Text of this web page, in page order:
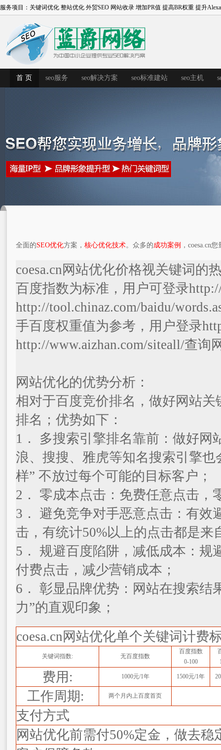
服务项目： 关键词优化 整站优化 外贸SEO 网站收录 增加PR值 提高BR权重 提升
首 页 seo服务 seo解决方案 seo标准建站 seo主机
全面的SEO优化方案， 核心优化技术。众多的成功案例 ，coesa.cn
coesa.cn网站优化价格视关键词的
百度指数为标准，用户可登录
http://tool.chinaz.com/baidu/
手百度权重值为参考，用户登录
http://www.aizhan.com/siteall/查询
网站优化的优势分析：
相对于百度竞价排名，做好网站
排名；优势如下：
1． 多搜索引擎排名靠前：做好网
浪、搜搜、雅虎等知名搜索引擎
样” 不放过每个可能的目标客户；
2． 零成本点击：免费任意点击，
3． 避免竞争对手恶意点击：有效
击，有统计50%以上的点击都是来
5． 规避百度陷阱，减低成本：规
付费点击，减少营销成本；
6． 彰显品牌优势：网站在搜索结
力”的直观印象；
coesa.cn网站优化单个关键词计费
关键词指数: 无百度指数
百度指数
0-100
费用: 1000元/1年 1500元/1年
工作周期: 两个月内上百度首页
支付方式
网站优化前需付50%定金，做去稳